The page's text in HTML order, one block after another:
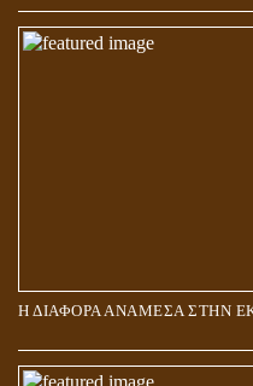
Η ΔΙΑΦΟΡΑ ΑΝΑΜΕΣΑ ΣΤΗΝ